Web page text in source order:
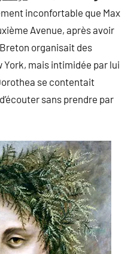
inconfortable que Max
Avenue, après avoir
organisait des
mais intimidée par lui
se contentait
sans prendre par